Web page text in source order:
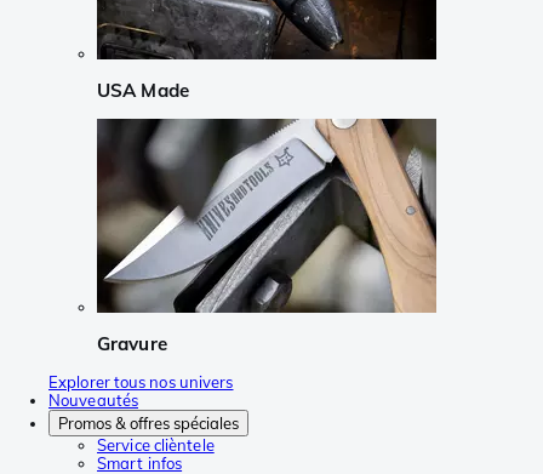
USA Made
Gravure
Explorer tous nos univers
Nouveautés
Promos & offres spéciales
Service clièntele
Smart infos